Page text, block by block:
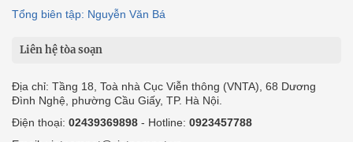
Tổng biên tập: Nguyễn Văn Bá
Liên hệ tòa soạn
Địa chỉ: Tầng 18, Toà nhà Cục Viễn thông (VNTA), 68 Dương
Đình Nghệ, phường Cầu Giấy, TP. Hà Nội.
Điện thoại: 02439369898 - Hotline: 0923457788